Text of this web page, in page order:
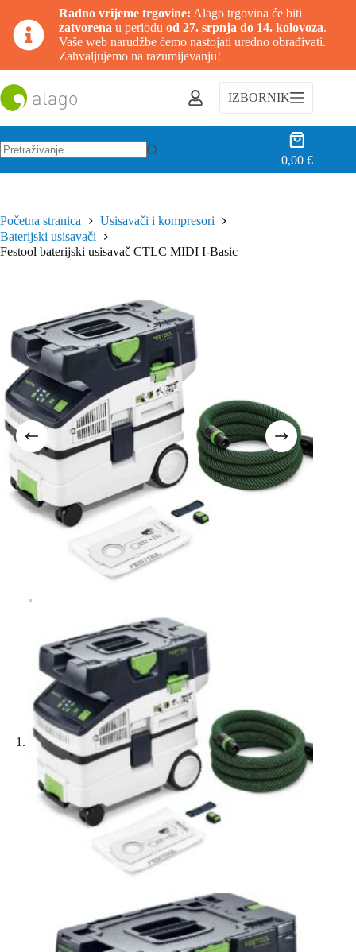
Radno vrijeme trgovine: Alago trgovina će biti
zatvorena u periodu od 27. srpnja do 14. kolovoza.
Vaše web narudžbe ćemo nastojati uredno obrađivati.
Zahvaljujemo na razumijevanju!
na
sadržaj
IZBORNIK
Košarica
0,00€
Početna stranica
Usisavači i kompresori
Baterijski usisavači
Festool baterijski usisavač CTLC MIDI I-Basic